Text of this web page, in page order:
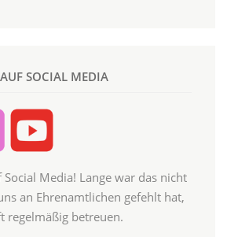
SOCIAL MEDIA
Media! Lange war das nicht
an Ehrenamtlichen gefehlt hat,
regelmäßig betreuen.